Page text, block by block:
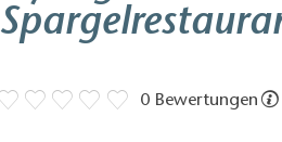
0 Bewertungen